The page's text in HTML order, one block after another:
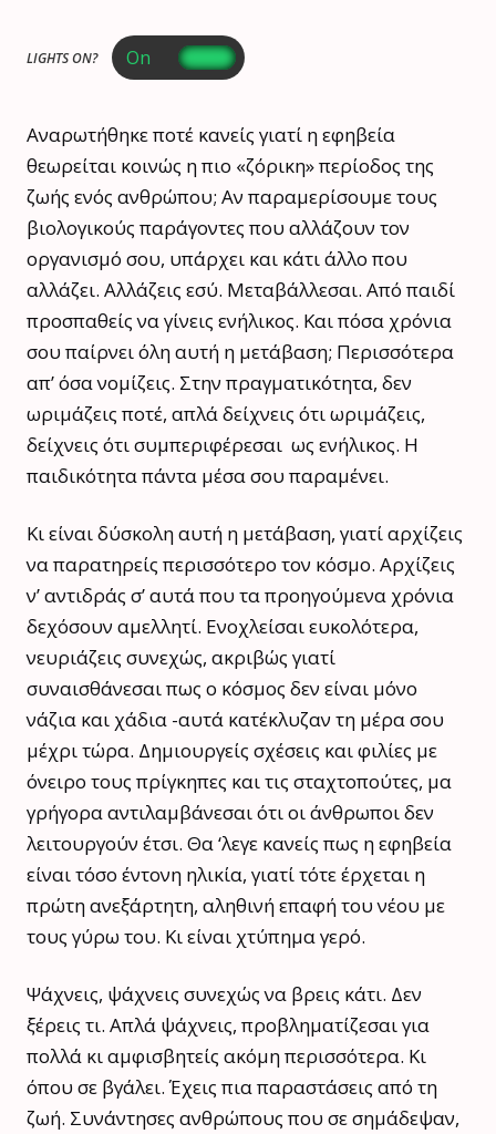
LIGHTS ON?
Αναρωτήθηκε ποτέ κανείς γιατί η εφηβεία
θεωρείται κοινώς η πιο «ζόρικη» περίοδος της
ζωής ενός ανθρώπου; Αν παραμερίσουμε τους
βιολογικούς παράγοντες που αλλάζουν τον
οργανισμό σου, υπάρχει και κάτι άλλο που
αλλάζει. Αλλάζεις εσύ. Μεταβάλλεσαι. Από παιδί
προσπαθείς να γίνεις ενήλικος. Και πόσα χρόνια
σου παίρνει όλη αυτή η μετάβαση; Περισσότερα
απ’ όσα νομίζεις. Στην πραγματικότητα, δεν
ωριμάζεις ποτέ, απλά δείχνεις ότι ωριμάζεις,
δείχνεις ότι συμπεριφέρεσαι ως ενήλικος. Η
παιδικότητα πάντα μέσα σου παραμένει.
Κι είναι δύσκολη αυτή η μετάβαση, γιατί αρχίζεις
να παρατηρείς περισσότερο τον κόσμο. Αρχίζεις
ν’ αντιδράς σ’ αυτά που τα προηγούμενα χρόνια
δεχόσουν αμελλητί. Ενοχλείσαι ευκολότερα,
νευριάζεις συνεχώς, ακριβώς γιατί
συναισθάνεσαι πως ο κόσμος δεν είναι μόνο
νάζια και χάδια -αυτά κατέκλυζαν τη μέρα σου
μέχρι τώρα. Δημιουργείς σχέσεις και φιλίες με
όνειρο τους πρίγκηπες και τις σταχτοπούτες, μα
γρήγορα αντιλαμβάνεσαι ότι οι άνθρωποι δεν
λειτουργούν έτσι. Θα ‘λεγε κανείς πως η εφηβεία
είναι τόσο έντονη ηλικία, γιατί τότε έρχεται η
πρώτη ανεξάρτητη, αληθινή επαφή του νέου με
τους γύρω του. Κι είναι χτύπημα γερό.
Ψάχνεις, ψάχνεις συνεχώς να βρεις κάτι. Δεν
ξέρεις τι. Απλά ψάχνεις, προβληματίζεσαι για
πολλά κι αμφισβητείς ακόμη περισσότερα. Κι
όπου σε βγάλει. Έχεις πια παραστάσεις από τη
ζωή. Συνάντησες ανθρώπους που σε σημάδεψαν,